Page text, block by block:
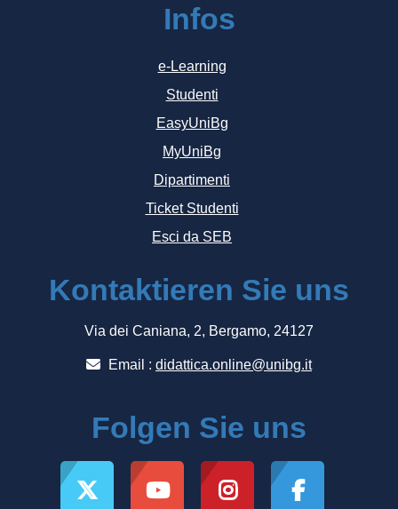
Infos
e-Learning
Studenti
EasyUniBg
MyUniBg
Dipartimenti
Ticket Studenti
Esci da SEB
Kontaktieren Sie uns
Via dei Caniana, 2, Bergamo, 24127
Email : didattica.online@unibg.it
Folgen Sie uns